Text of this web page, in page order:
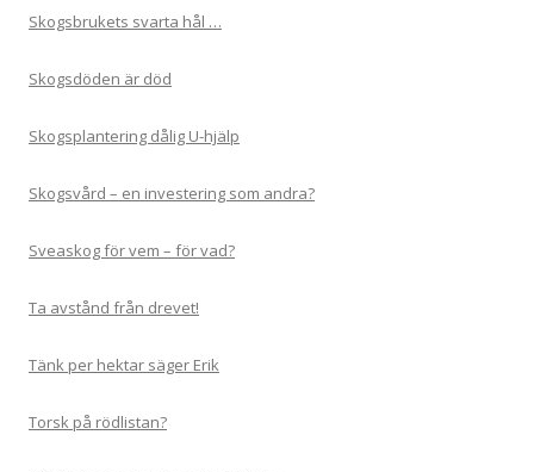
Skogsbrukets svarta hål …
Skogsdöden är död
Skogsplantering dålig U-hjälp
Skogsvård – en investering som andra?
Sveaskog för vem – för vad?
Ta avstånd från drevet!
Tänk per hektar säger Erik
Torsk på rödlistan?